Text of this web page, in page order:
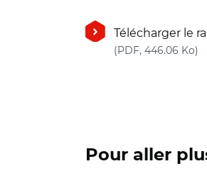
Télécharger le
(PDF, 446.06 Ko)
Pour aller